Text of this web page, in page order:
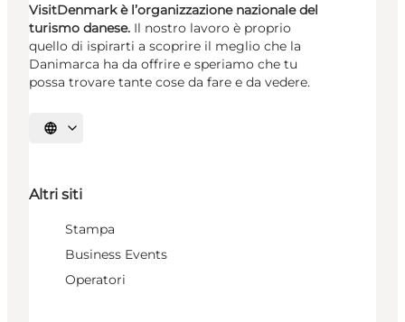
VisitDenmark è l’organizzazione nazionale del
turismo danese. Il nostro lavoro è proprio
quello di ispirarti a scoprire il meglio che la
Danimarca ha da offrire e speriamo che tu
possa trovare tante cose da fare e da vedere.
Seleziona la lingua
Altri siti
Stampa
Business Events
Operatori